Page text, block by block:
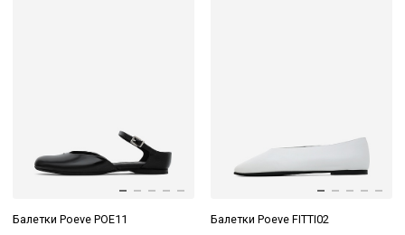
Балетки Poeve POE11 Балетки Poeve FITTI02